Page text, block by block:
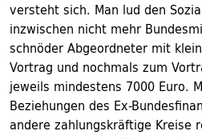
versteht sich. Man lud den
inzwischen nicht mehr
schnöder Abgeordneter mit
Vortrag und nochmals zum
jeweils mindestens 7000 Euro.
Beziehungen des Ex-
andere zahlungskräftige Kreise